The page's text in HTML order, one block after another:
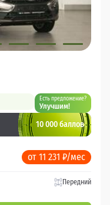
Есть предложение?
Улучшим!
10 000 баллов
от 11 231 ₽/мес
Передний